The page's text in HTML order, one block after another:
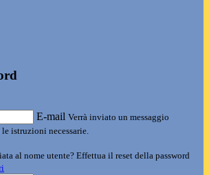
E-mail Verrà inviato un messaggio
istruzioni necessarie.
al nome utente? Effettua il reset della password